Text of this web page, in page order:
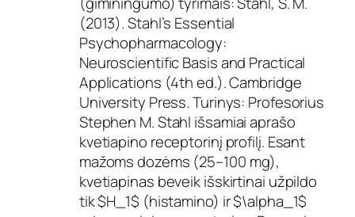
(2013). Stahl’s Essential
Psychopharmacology:
Neuroscientific Basis and Practical
Applications (4th ed.). Cambridge
University Press. Turinys: Profesorius
Stephen M. Stahl išsamiai aprašo
kvetiapino receptorinį profilį. Esant
mažoms dozėms (25–100 mg),
kvetiapinas beveik išskirtinai užpildo
tik $H_1$ (histamino) ir $\alpha_1$